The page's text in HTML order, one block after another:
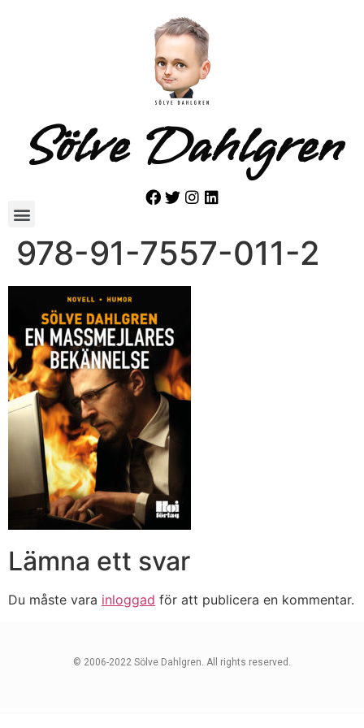
Sölve Dahlgren
978-91-7557-011-2
Lämna ett svar
Du måste vara inloggad för att publicera en kommentar.
© 2006-2022 Sölve Dahlgren. All rights reserved.